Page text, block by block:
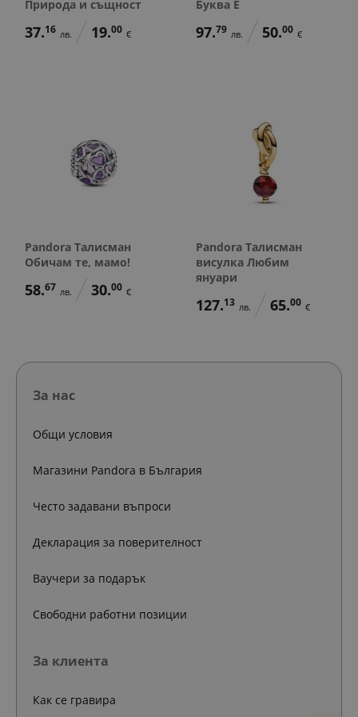
Природа и същност
37.16 лв. 19.00 €
Буква Е
97.79 лв. 50.00 €
Pandora Талисман
Обичам те, мамо!
58.67 лв. 30.00 €
Pandora Талисман
висулка Любим
януари
127.13 лв. 65.00 €
За нас
Общи условия
Магазини Pandora в България
Често задавани въпроси
Декларация за поверителност
Ваучери за подарък
Свободни работни позиции
За клиента
Как се гравира